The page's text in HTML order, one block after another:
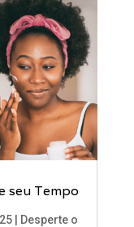
seu Tempo
|
Desperte o